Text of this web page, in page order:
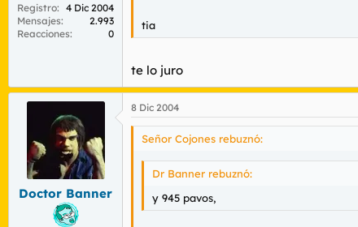
Registro
4 Dic 2004
Mensajes
2.993
Reacciones
0
tia
te lo juro
Doctor Banner
8 Dic 2004
Señor Cojones rebuznó:
Dr Banner rebuznó:
y 945 pavos,